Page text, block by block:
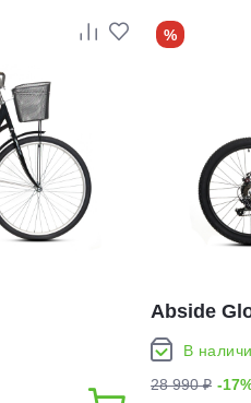
%
Abside
В
28 990 ₽ -